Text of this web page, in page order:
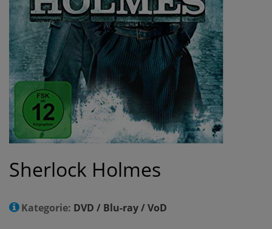
Sherlock Holmes
Kategorie: DVD / Blu-ray / VoD